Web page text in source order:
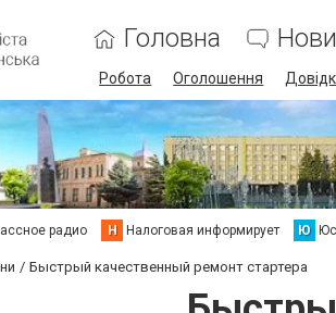
Головна
Робота Оголошення
радио Н Налоговая информирует Ю
Быстрый качественный ремонт стартера